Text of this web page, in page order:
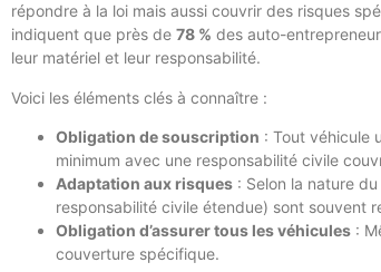
répondre à la loi mais aussi couvrir des risques
indiquent que près de 78 % des auto-
leur matériel et leur responsabilité.
Voici les éléments clés à connaître :
Obligation de souscription : Tout véhicule
minimum avec une responsabilité civile
Adaptation aux risques : Selon la nature
responsabilité civile étendue) sont souvent
Obligation d’assurer tous les véhicules :
couverture spécifique.